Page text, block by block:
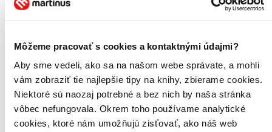
Môžeme pracovať s cookies a kontaktnými údajmi?
Aby sme vedeli, ako sa na našom webe správate, a mohli
vám zobraziť tie najlepšie tipy na knihy, zbierame cookies.
Niektoré sú naozaj potrebné a bez nich by naša stránka
vôbec nefungovala. Okrem toho používame analytické
cookies, ktoré nám umožňujú zisťovať, ako náš web
pre náročných (23 titulov)
pre rebelky (20 titulov)pre rebelky20
pre kresťanov (4 tituly)pre kresťanov4
pre prvákov (2 tituly)
pre začínajúcich čitateľov (2 tituly)pre začínajúcich
čitateľov2
pre žiakov (1 titul)
pre žiakov
Pôvod